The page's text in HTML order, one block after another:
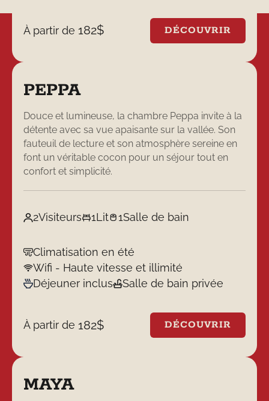
À partir de 182$ DÉCOUVRIR
PEPPA
Douce et lumineuse, la chambre Peppa invite à la
détente avec sa vue apaisante sur la vallée. Son
fauteuil de lecture et son atmosphère sereine en
font un véritable cocon pour un séjour tout en
confort et simplicité.
2Visiteurs 1Lit 1Salle de bain
Climatisation en été
Wifi - Haute vitesse et illimité
Déjeuner inclus
Salle de bain privée
À partir de 182$ DÉCOUVRIR
MAYA